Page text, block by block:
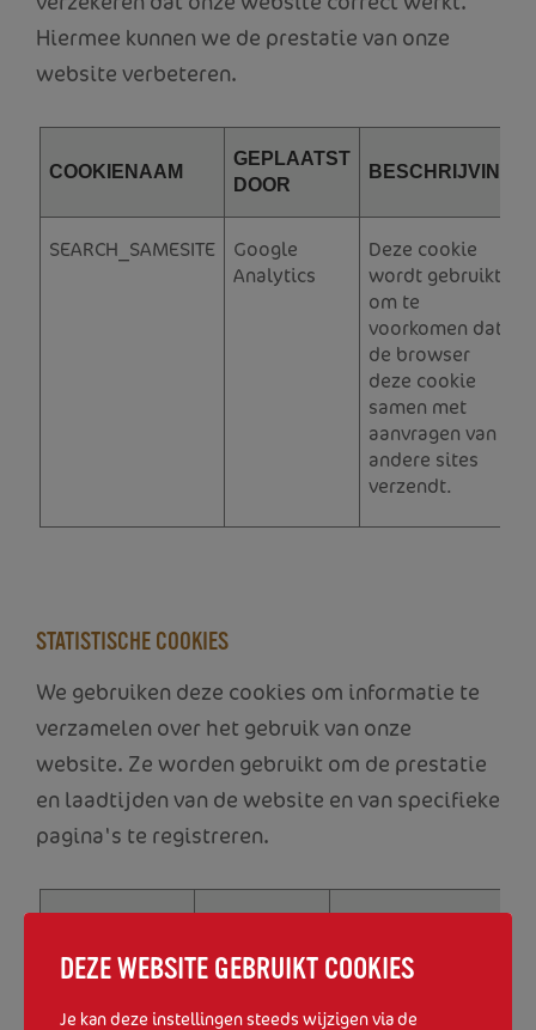
Hiermee kunnen we de prestatie van onze
website verbeteren.
COOKIENAAM
GEPLAATST
DOOR
BESCHRIJVING
SEARCH_SAMESITE
Google
Analytics
Deze cookie
wordt gebruikt
om te
voorkomen dat
de browser
deze cookie
samen met
aanvragen van
andere sites
verzendt.
STATISTISCHE COOKIES
We gebruiken deze cookies om informatie te
verzamelen over het gebruik van onze
website. Ze worden gebruikt om de prestatie
en laadtijden van de website en van specifieke
pagina's te registreren.
_ga
Google
Deze cookie wordt
DEZE WEBSITE GEBRUIKT COOKIES
Je kan deze instellingen steeds wijzigen via de